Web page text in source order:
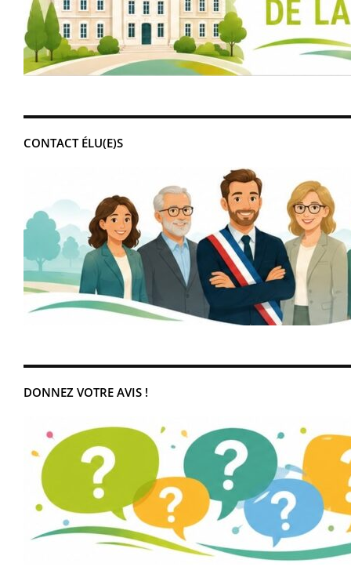
CONTACT ÉLU(E)S
DONNEZ VOTRE AVIS !